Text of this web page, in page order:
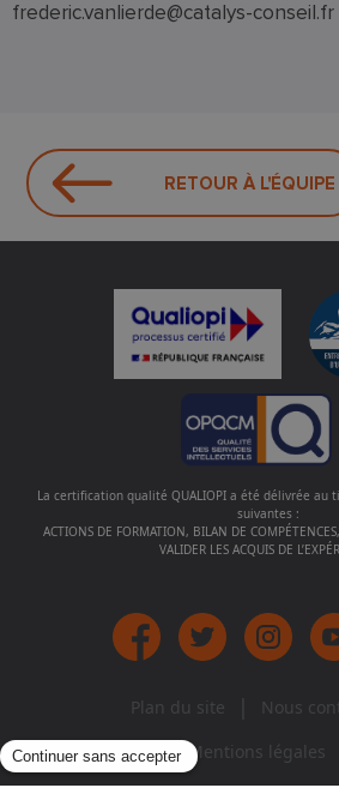
frederic.vanlierde@catalys-conseil.fr
RETOUR À L'ÉQUIPE
La certification qualité QUALIOPI a été délivrée au
suivantes :
ACTIONS DE FORMATION, BILAN DE
VALIDER LES ACQUIS DE
Plan du site Nous
Mentions légales